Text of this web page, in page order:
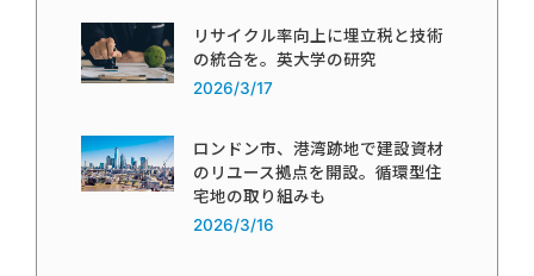
リサイクル率向上に埋立税と技術
の統合を。英大学の研究
2026/3/17
ロンドン市、港湾跡地で建設資材
のリユース拠点を開設。循環型住
宅地の取り組みも
2026/3/16